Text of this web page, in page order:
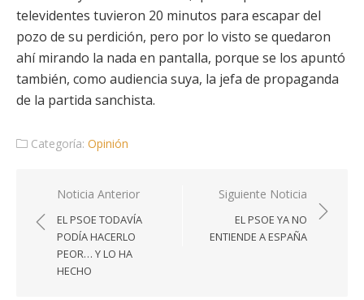
televidentes tuvieron 20 minutos para escapar del
pozo de su perdición, pero por lo visto se quedaron
ahí mirando la nada en pantalla, porque se los apuntó
también, como audiencia suya, la jefa de propaganda
de la partida sanchista.
Categoría: Opinión
Navegación
de
entradas
Noticia Anterior
EL PSOE TODAVÍA
PODÍA HACERLO
PEOR… Y LO HA
HECHO
Siguiente Noticia
EL PSOE YA NO
ENTIENDE A ESPAÑA